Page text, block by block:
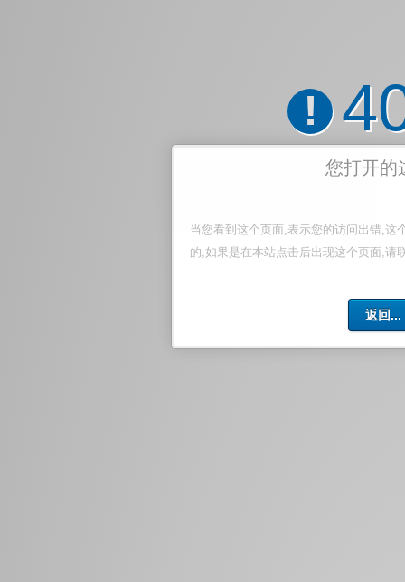
!
您打开的
当您看到这个页面,表示您的访问出错,这
的,如果是在本站点击后出现这个页面,请
返回...